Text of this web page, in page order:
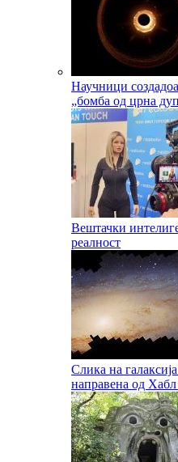
Научници
„бомба од црна
Вештачки
реалност
Слика на
направена од